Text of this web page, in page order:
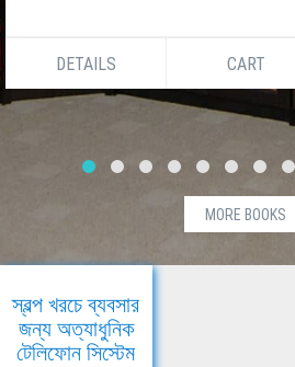
DETAILS CART
MORE BOOKS
স্বল্প খরচে ব্যবসার
জন্য অত্যাধুনিক
টেলিফোন সিস্টেম